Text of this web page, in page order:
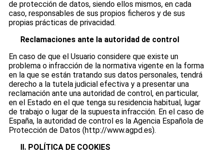
de protección de datos, siendo ellos mismos, en cada
caso, responsables de sus propios ficheros y de sus
propias prácticas de privacidad.
Reclamaciones ante la autoridad de control
En caso de que el Usuario considere que existe un
problema o infracción de la normativa vigente en la forma
en la que se están tratando sus datos personales, tendrá
derecho a la tutela judicial efectiva y a presentar una
reclamación ante una autoridad de control, en particular,
en el Estado en el que tenga su residencia habitual, lugar
de trabajo o lugar de la supuesta infracción. En el caso de
España, la autoridad de control es la Agencia Española de
Protección de Datos (http://www.agpd.es).
II. POLÍTICA DE COOKIES